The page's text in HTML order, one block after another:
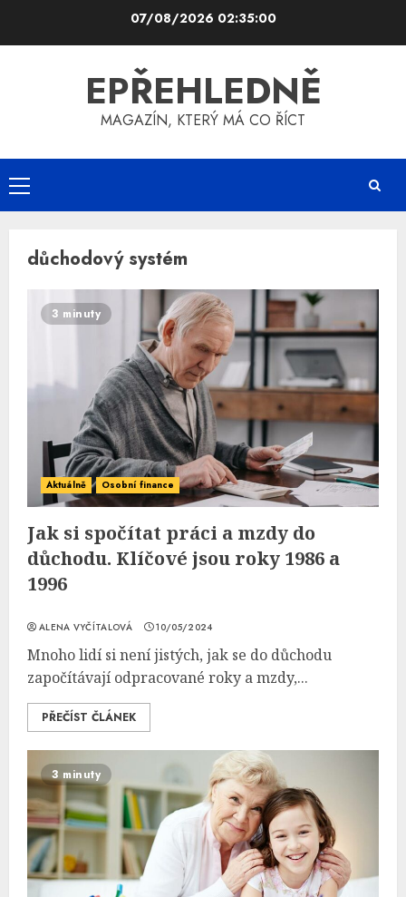
07/08/2026 02:35:00
EPŘEHLEDNĚ
MAGAZÍN, KTERÝ MÁ CO ŘÍCT
Primary
Menu
důchodový systém
3 minuty
Aktuálně Osobní finance
Jak si spočítat práci a mzdy do
důchodu. Klíčové jsou roky 1986 a
1996
ALENA VYČÍTALOVÁ 10/05/2024
Mnoho lidí si není jistých, jak se do důchodu
započítávají odpracované roky a mzdy,...
PŘEČÍST ČLÁNEK
3 minuty